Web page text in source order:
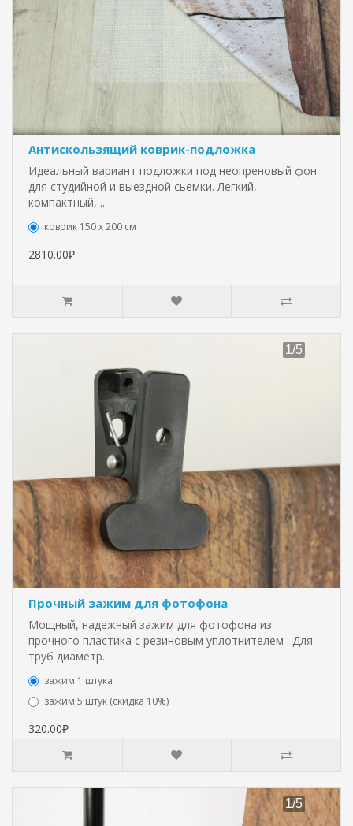
Антискользящий коврик-подложка
Идеальный вариант подложки под неопреновый фон
для студийной и выездной сьемки. Легкий,
компактный, ..
коврик 150 х 200 см
2810.00₽
Прочный зажим для фотофона
Мощный, надежный зажим для фотофона из
прочного пластика с резиновым уплотнителем . Для
труб диаметр..
зажим 1 штука
зажим 5 штук (скидка 10%)
320.00₽